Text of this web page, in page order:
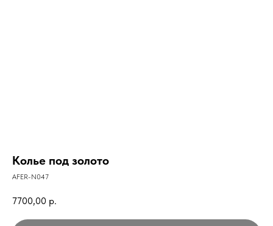
Колье под золото
AFER-N047
7700,00 р.